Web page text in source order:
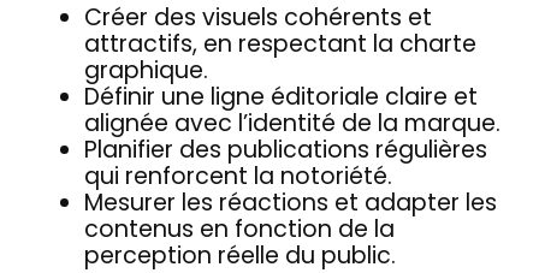
Créer des visuels cohérents et
attractifs, en respectant la charte
graphique.
Définir une ligne éditoriale claire et
alignée avec l’identité de la marque.
Planifier des publications régulières
qui renforcent la notoriété.
Mesurer les réactions et adapter les
contenus en fonction de la
perception réelle du public.